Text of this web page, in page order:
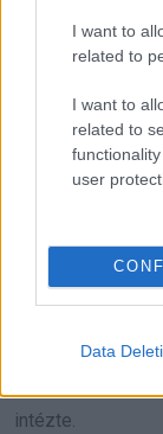
I want to
related to
I want to
related to
user
Data
gyanították,
el egy magán
ügyeket
Csak néztem rá.
aznap egy
intézte.